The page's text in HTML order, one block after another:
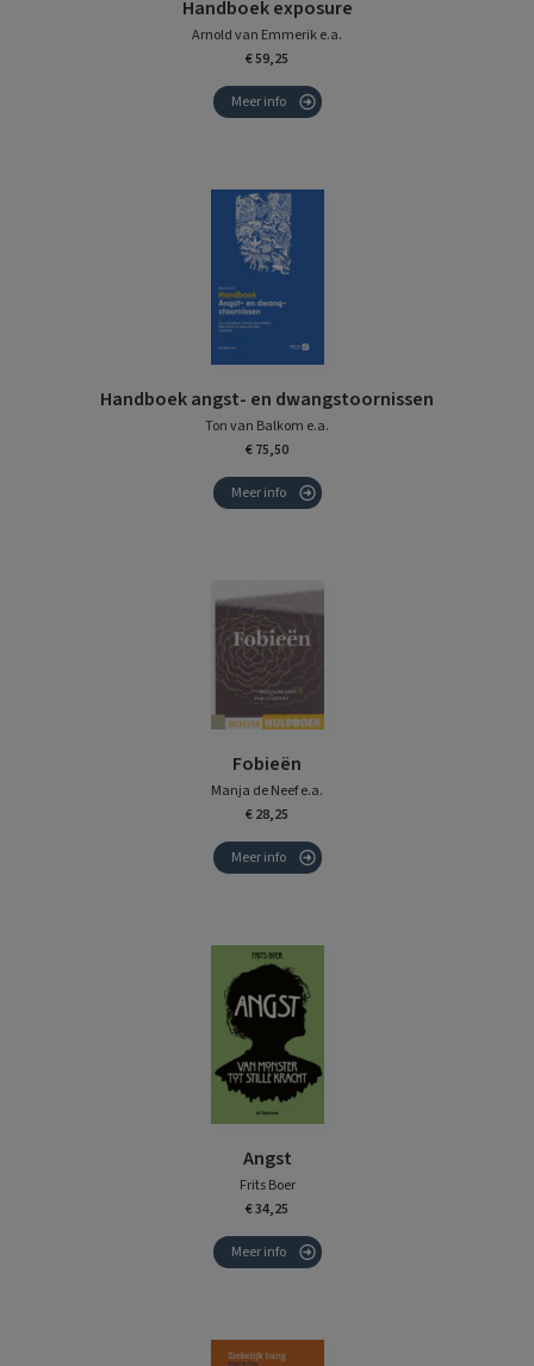
Handboek exposure
Arnold van Emmerik e.a.
€ 59,25
Meer info
Handboek angst- en dwangstoornissen
Ton van Balkom e.a.
€ 75,50
Meer info
Fobieën
Manja de Neef e.a.
€ 28,25
Meer info
Angst
Frits Boer
€ 34,25
Meer info